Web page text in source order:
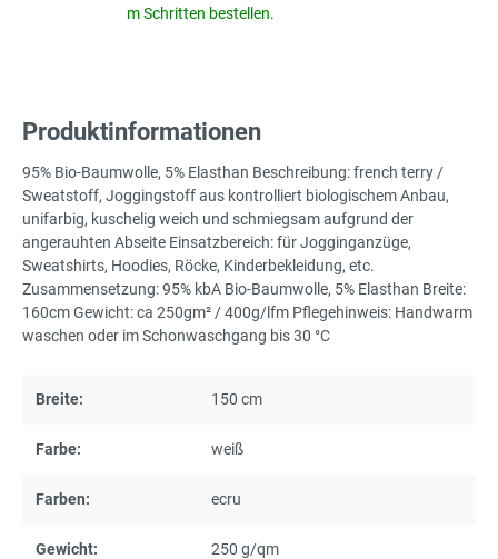
m Schritten bestellen.
Produktinformationen
95% Bio-Baumwolle, 5% Elasthan Beschreibung: french terry /
Sweatstoff, Joggingstoff aus kontrolliert biologischem Anbau,
unifarbig, kuschelig weich und schmiegsam aufgrund der
angerauhten Abseite Einsatzbereich: für Jogginganzüge,
Sweatshirts, Hoodies, Röcke, Kinderbekleidung, etc.
Zusammensetzung: 95% kbA Bio-Baumwolle, 5% Elasthan Breite:
160cm Gewicht: ca 250gm² / 400g/lfm Pflegehinweis: Handwarm
waschen oder im Schonwaschgang bis 30 °C
Breite: 150 cm
Farbe: weiß
Farben: ecru
Gewicht: 250 g/qm